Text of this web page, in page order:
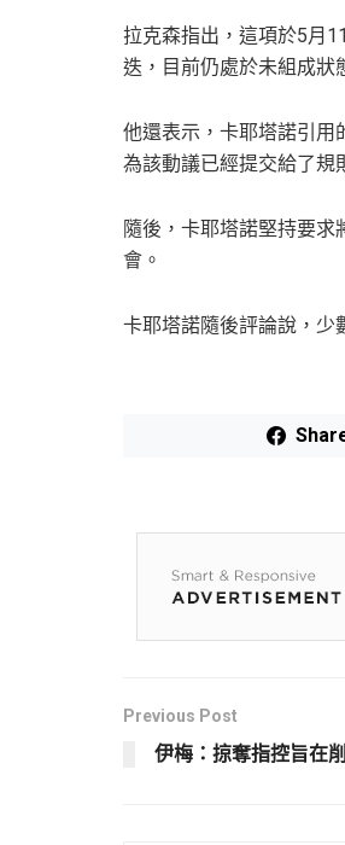
拉克森指出，這項於5月
迭，目前仍處於未組成狀
他還表示，卡耶塔諾引
為該動議已經提交給了規
隨後，卡耶塔諾堅持要求
會。
卡耶塔諾隨後評論說，少
Previous Post
伊梅：掠奪指控旨在